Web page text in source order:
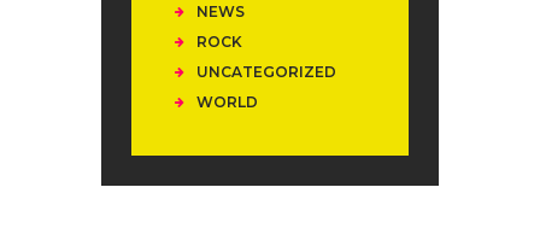
NEWS
ROCK
UNCATEGORIZED
WORLD